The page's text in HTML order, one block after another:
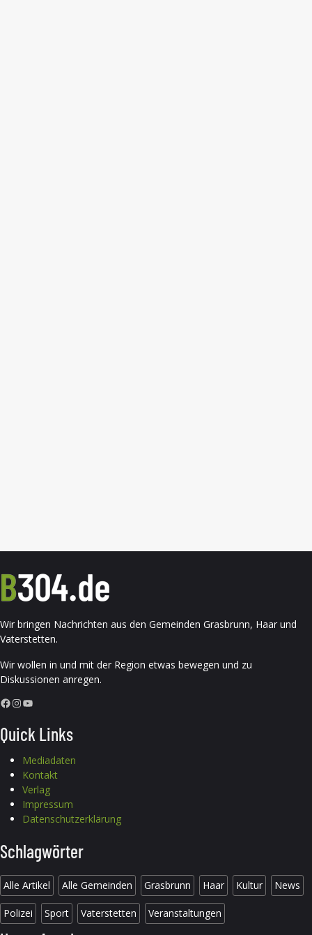
Wir bringen Nachrichten aus den Gemeinden Grasbrunn, Haar und
Vaterstetten.
Wir wollen in und mit der Region etwas bewegen und zu
Diskussionen anregen.
Facebook InstagramYouTube
Quick Links
Mediadaten
Kontakt
Verlag
Impressum
Datenschutzerklärung
Schlagwörter
Alle Artikel Alle Gemeinden Grasbrunn Haar Kultur News
Polizei Sport Vaterstetten Veranstaltungen